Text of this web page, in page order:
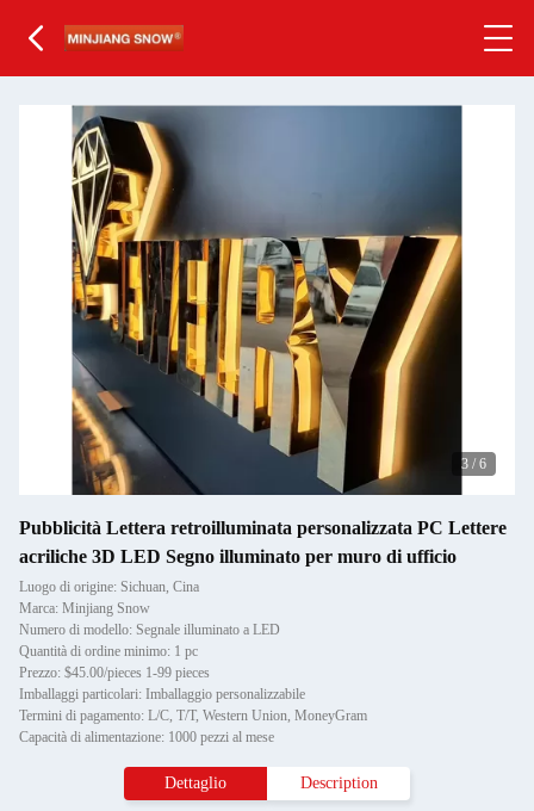
3 / 6
Pubblicità Lettera retroilluminata personalizzata PC Lettere
acriliche 3D LED Segno illuminato per muro di ufficio
Luogo di origine: Sichuan, Cina
Marca: Minjiang Snow
Numero di modello: Segnale illuminato a LED
Quantità di ordine minimo: 1 pc
Prezzo: $45.00/pieces 1-99 pieces
Imballaggi particolari: Imballaggio personalizzabile
Termini di pagamento: L/C, T/T, Western Union, MoneyGram
Capacità di alimentazione: 1000 pezzi al mese
Dettaglio Description